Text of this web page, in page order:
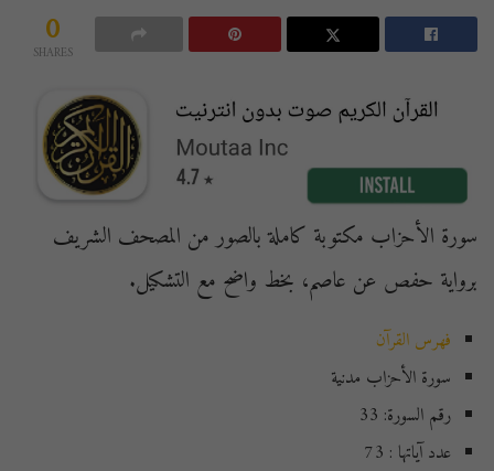
0
SHARES
سورة الأحزاب مكتوبة كاملة بالصور من المصحف الشريف
برواية حفص عن عاصم، بخط واضح مع التشكيل.
فهرس القرآن
سورة الأحزاب مدنية
رقم السورة: 33
عدد آياتها : 73